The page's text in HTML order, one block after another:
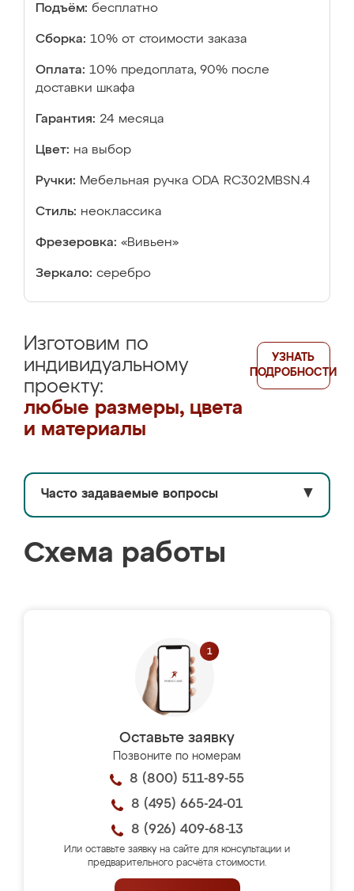
Подъём: бесплатно
Сборка: 10% от стоимости заказа
Оплата: 10% предоплата, 90% после
доставки шкафа
Гарантия: 24 месяца
Цвет: на выбор
Ручки: Мебельная ручка ODA RC302MBSN.4
Стиль: неоклассика
Фрезеровка: «Вивьен»
Зеркало: серебро
Изготовим по
индивидуальному
проекту:
любые размеры, цвета
и материалы
УЗНАТЬ
ПОДРОБНОСТИ
Часто задаваемые вопросы ▼
Схема работы
Оставьте заявку
Позвоните по номерам
8 (800) 511-89-55
8 (495) 665-24-01
8 (926) 409-68-13
Или оставьте заявку на сайте для консультации и
предварительного расчёта стоимости.